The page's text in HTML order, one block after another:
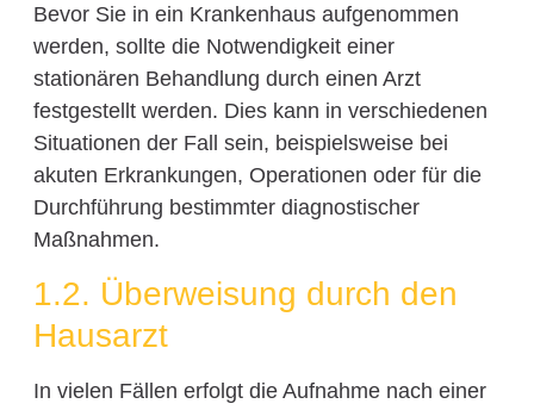
Bevor Sie in ein Krankenhaus aufgenommen
werden, sollte die Notwendigkeit einer
stationären Behandlung durch einen Arzt
festgestellt werden. Dies kann in verschiedenen
Situationen der Fall sein, beispielsweise bei
akuten Erkrankungen, Operationen oder für die
Durchführung bestimmter diagnostischer
Maßnahmen.
1.2. Überweisung durch den
Hausarzt
In vielen Fällen erfolgt die Aufnahme nach einer